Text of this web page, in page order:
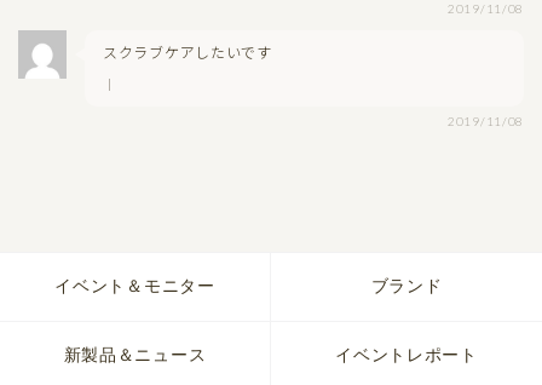
2019/11/08
スクラブケアしたいです
2019/11/08
イベント＆モニター ブランド
新製品＆ニュース イベントレポート